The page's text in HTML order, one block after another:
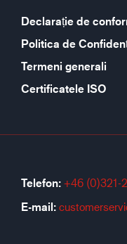
Declarație de
Politica de
Termeni generali
Certificatele ISO
Telefon: +46 (0)321-
E-mail: